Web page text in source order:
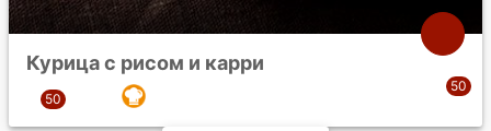
Курица с рисом и карри